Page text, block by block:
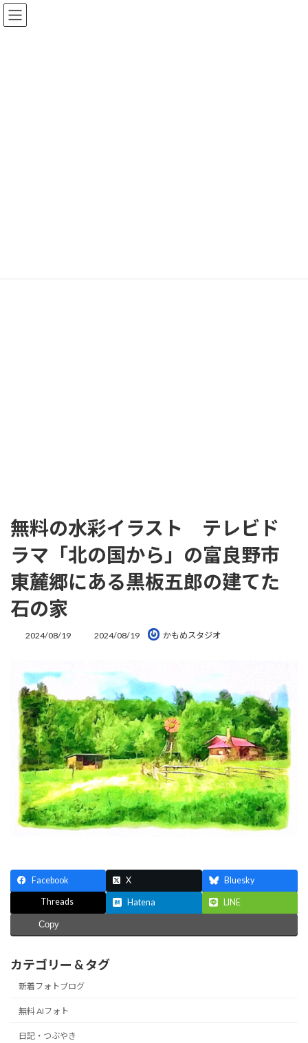
コ
ン
ナ
ビ
無料の水彩イラスト テレビド
ラマ「北の国から」の富良野市
東麓郷にある黒板五郎の建てた
石の家
2024/08/19
最
時
:
2024/08/19 かもめスタジオ
Facebook X Bluesky
Threads Hatena LINE
Copy
カテゴリー & タグ
新着フォトブログ
無料 AIフォト
日記・つぶやき